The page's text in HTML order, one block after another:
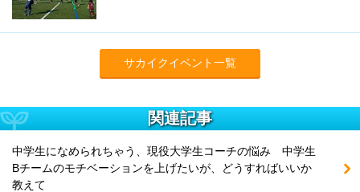
サカイクイベント一覧
関連記事
中学生になめられちゃう、現役大学生コーチの悩み 中学生
Bチームのモチベーションを上げたいが、どうすればいいか
教えて